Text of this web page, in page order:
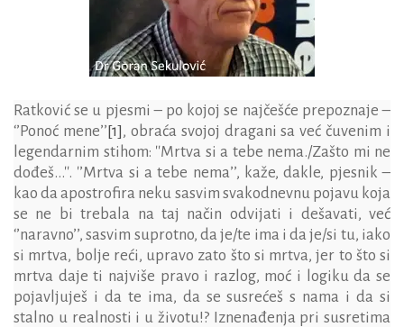
Ratković se u pjesmi – po kojoj se najčešće prepoznaje –
‘’Ponoć mene’’[1], obraća svojoj dragani sa već čuvenim i
legendarnim stihom: ''Mrtva si a tebe nema./Zašto mi ne
dođeš...''. '’Mrtva si a tebe nema’’, kaže, dakle, pjesnik –
kao da apostrofira neku sasvim svakodnevnu pojavu koja
se ne bi trebala na taj način odvijati i dešavati, već
‘’naravno’’, sasvim suprotno, da je/te ima i da je/si tu, iako
si mrtva, bolje reći, upravo zato što si mrtva, jer to što si
mrtva daje ti najviše pravo i razlog, moć i logiku da se
pojavljuješ i da te ima, da se susrećeš s nama i da si
stalno u realnosti i u životu!? Iznenađenja pri susretima